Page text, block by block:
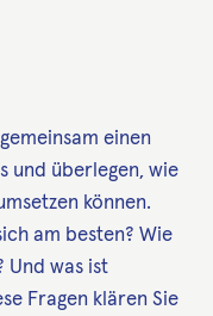
einen
und überlegen, wie
können.
am besten? Wie
Und was ist
Fragen klären Sie